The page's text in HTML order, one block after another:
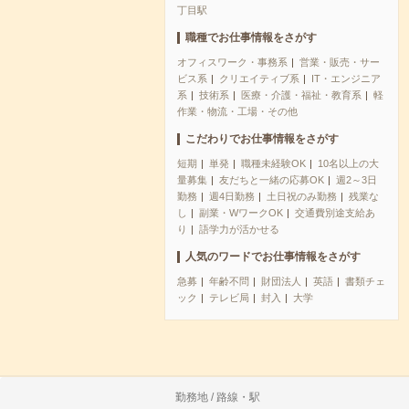
丁目駅
職種でお仕事情報をさがす
オフィスワーク・事務系
営業・販売・サー
ビス系
クリエイティブ系
IT・エンジニア
系
技術系 医療・介護・福祉・教育系
軽
作業・物流・工場・その他
こだわりでお仕事情報をさがす
短期 単発 職種未経験OK
10名以上の大
量募集
友だちと一緒の応募OK
週2～3日
勤務
週4日勤務 土日祝のみ勤務
残業な
し
副業・WワークOK
交通費別途支給あ
り
語学力が活かせる
人気のワードでお仕事情報をさがす
急募 年齢不問 財団法人 英語
書類チェ
ック
テレビ局 封入 大学
勤務地 / 路線・駅